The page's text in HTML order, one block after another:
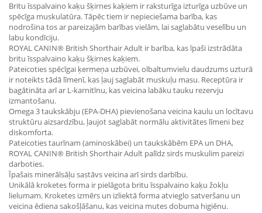
Britu īsspalvaino kaķu šķirnes kaķiem ir raksturīga izturīga uzbūve un
spēcīga muskulatūra. Tāpēc tiem ir nepieciešama barība, kas
nodrošina tos ar pareizajām barības vielām, lai saglabātu veselību un
labu kondīciju.
ROYAL CANIN® British Shorthair Adult ir barība, kas īpaši izstrādāta
britu īsspalvaino kaķu šķirnes kaķiem.
Pateicoties spēcīgai ķermeņa uzbūvei, olbaltumvielu daudzums uzturā
ir noteikts tādā līmenī, kas ļauj saglabāt muskuļu masu. Receptūra ir
bagātināta arī ar L-karnitīnu, kas veicina labāku tauku rezervju
izmantošanu.
Omega 3 taukskābju (EPA-DHA) pievienošana veicina kaulu un locītavu
struktūru aizsardzību, ļaujot saglabāt normālu aktivitātes līmeni bez
diskomforta.
Pateicoties taurīnam (aminoskābei) un taukskābēm EPA un DHA,
ROYAL CANIN® British Shorthair Adult palīdz sirds muskulim pareizi
darboties.
Īpašais minerālsāļu sastāvs veicina arī sirds darbību.
Unikālā kroketes forma ir pielāgota britu īsspalvaino kaķu žokļu
lielumam. Kroketes izmērs un izliektā forma atvieglo satveršanu un
veicina ēdiena sakošļāšanu, kas veicina mutes dobuma higiēnu.